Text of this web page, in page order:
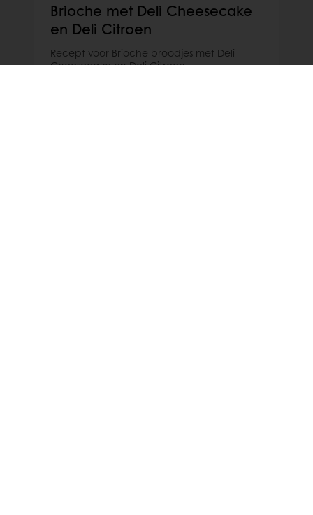
Brioche met Deli Cheesecake
en Deli Citroen
Recept voor Brioche broodjes met Deli
Cheesecake en Deli Citroen